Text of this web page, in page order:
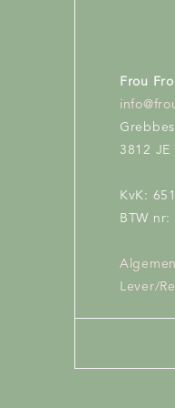
Frou
3812
KvK:
BTW nr:
Lever/